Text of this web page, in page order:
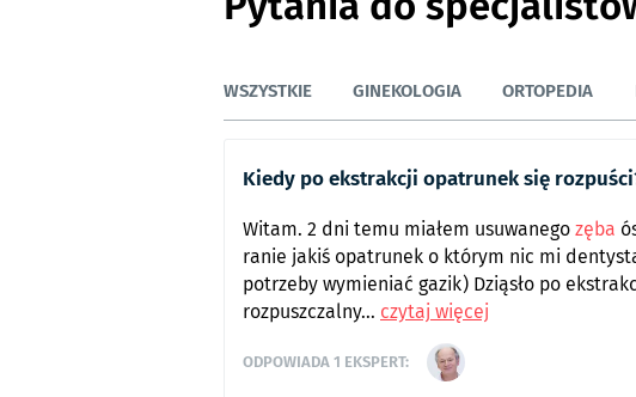
WSZYSTKIE GINEKOLOGIA ORTOPEDIA
Kiedy po ekstrakcji opatrunek się
Witam. 2 dni temu miałem usuwanegozęba
ranie jakiś opatrunek o którym nic mi
potrzeby wymieniać gazik) Dziąsło po
rozpuszczalny... czytaj więcej
ODPOWIADA1 EKSPERT: